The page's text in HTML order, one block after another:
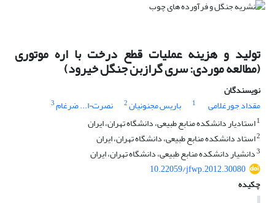
تولید و هزینه عملیات قطع درخت با اره موتوری
(مطالعه موردی: سری گرازبن جنگل خیرود)
نویسندگان
مقداد جورغلامی
1 باریس مجنونیان2 نصرت¬ا... ضرغام3
1استادیار دانشکده منابع طبیعی، دانشگاه تهران، ایران
2استاد دانشکده منابع طبیعی، دانشگاه تهران، ایران
3دانشیار دانشکده منابع طبیعی، دانشگاه تهران، ایران
10.22059/jfwp.2012.30080
چکیده